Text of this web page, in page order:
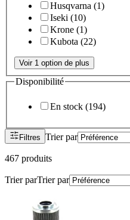
Husqvarna (1)
Iseki (10)
Krone (1)
Kubota (22)
Voir 1 option de plus
Disponibilité
En stock (194)
Filtres Trier par
467 produits
Trier parTrier par